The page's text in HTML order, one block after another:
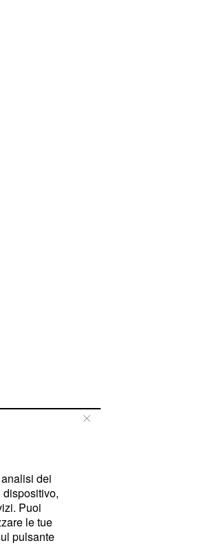
dei
Puoi
le tue
pulsante